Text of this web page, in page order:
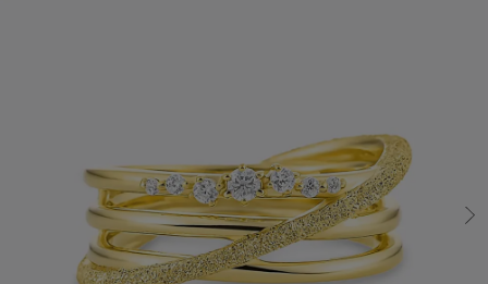
ブランド Canal４℃
カテゴリー すべてのジュエリー